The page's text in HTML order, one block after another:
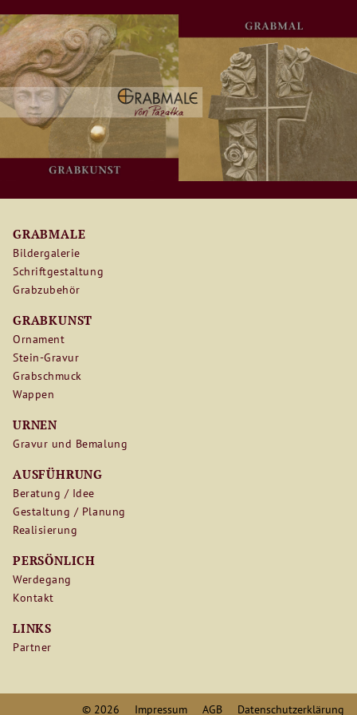
Navigation
überspringen
GRABMALE
Bildergalerie
Schriftgestaltung
Grabzubehör
GRABKUNST
Ornament
Stein-Gravur
Grabschmuck
Wappen
URNEN
Gravur und Bemalung
AUSFÜHRUNG
Beratung / Idee
Gestaltung / Planung
Realisierung
PERSÖNLICH
Werdegang
Kontakt
LINKS
Partner
© 2026 Impressum AGB Datenschutzerklärung